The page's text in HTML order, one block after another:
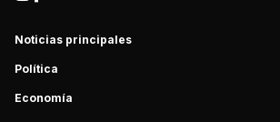
Noticias principales
Política
Economía